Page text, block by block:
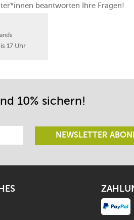
beantworten Ihre Fragen!
17 Uhr
10% sichern!
NEWSLETTER